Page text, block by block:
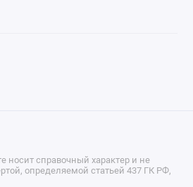
носит справочный характер и не
определяемой статьей 437 ГК РФ,